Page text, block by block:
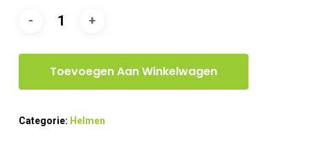
Toevoegen Aan Winkelwagen
Categorie: Helmen